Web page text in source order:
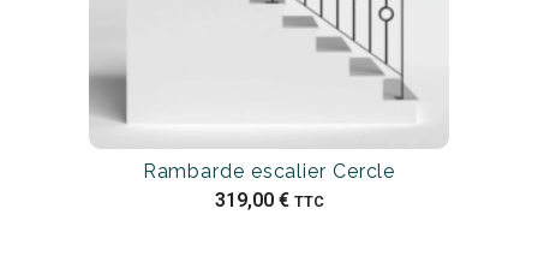
Rambarde escalier Cercle
319,00 € TTC